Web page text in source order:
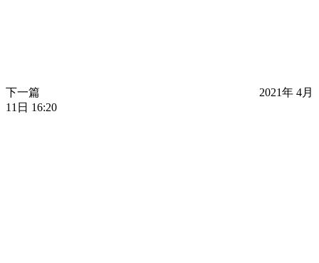
下一篇
2021年 4月
11日 16:20